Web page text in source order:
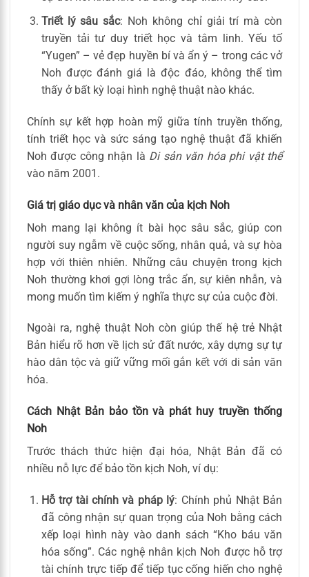
Triết lý sâu sắc: Noh không chỉ giải trí mà còn
truyền tải tư duy triết học và tâm linh. Yếu tố
“Yugen” – vẻ đẹp huyền bí và ẩn ý – trong các vở
Noh được đánh giá là độc đáo, không thể tìm
thấy ở bất kỳ loại hình nghệ thuật nào khác.
Chính sự kết hợp hoàn mỹ giữa tính truyền thống,
tính triết học và sức sáng tạo nghệ thuật đã khiến
Noh được công nhận là Di sản văn hóa phi vật thể
vào năm 2001.
Giá trị giáo dục và nhân văn của kịch Noh
Noh mang lại không ít bài học sâu sắc, giúp con
người suy ngẫm về cuộc sống, nhân quả, và sự hòa
hợp với thiên nhiên. Những câu chuyện trong kịch
Noh thường khơi gợi lòng trắc ẩn, sự kiên nhẫn, và
mong muốn tìm kiếm ý nghĩa thực sự của cuộc đời.
Ngoài ra, nghệ thuật Noh còn giúp thế hệ trẻ Nhật
Bản hiểu rõ hơn về lịch sử đất nước, xây dựng sự tự
hào dân tộc và giữ vững mối gắn kết với di sản văn
hóa.
Cách Nhật Bản bảo tồn và phát huy truyền thống
Noh
Trước thách thức hiện đại hóa, Nhật Bản đã có
nhiều nỗ lực để bảo tồn kịch Noh, ví dụ:
Hỗ trợ tài chính và pháp lý: Chính phủ Nhật Bản
đã công nhận sự quan trọng của Noh bằng cách
xếp loại hình này vào danh sách “Kho báu văn
hóa sống”. Các nghệ nhân kịch Noh được hỗ trợ
tài chính trực tiếp để tiếp tục cống hiến cho nghệ